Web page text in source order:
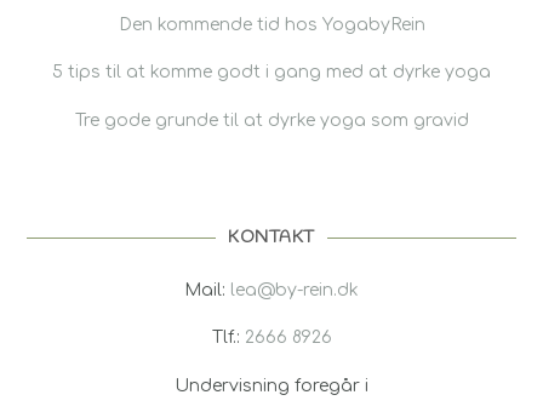
Den kommende tid hos YogabyRein
5 tips til at komme godt i gang med at dyrke yoga
Tre gode grunde til at dyrke yoga som gravid
KONTAKT
Mail: lea@by-rein.dk
Tlf.: 2666 8926
Undervisning foregår i